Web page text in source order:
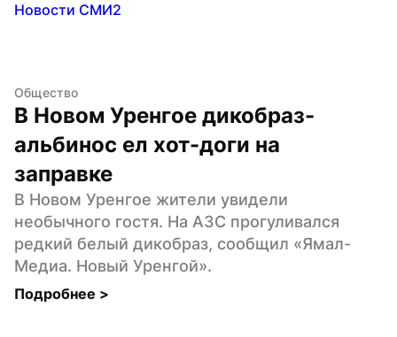
Новости СМИ2
Общество
В Новом Уренгое дикобраз-
альбинос ел хот-доги на
заправке
В Новом Уренгое жители увидели
необычного гостя. На АЗС прогуливался
редкий белый дикобраз, сообщил «Ямал-
Медиа. Новый Уренгой».
Подробнее >